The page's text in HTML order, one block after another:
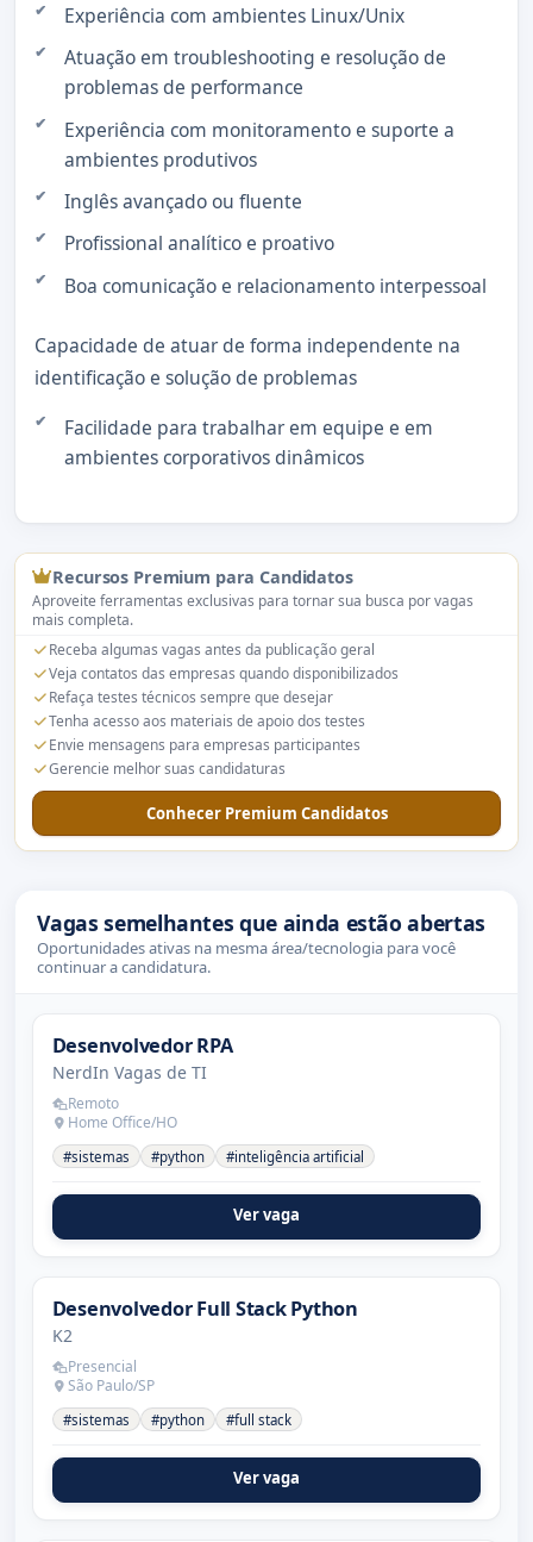
Experiência com ambientes Linux/Unix
Atuação em troubleshooting e resolução de
problemas de performance
Experiência com monitoramento e suporte a
ambientes produtivos
Inglês avançado ou fluente
Profissional analítico e proativo
Boa comunicação e relacionamento interpessoal
Capacidade de atuar de forma independente na
identificação e solução de problemas
Facilidade para trabalhar em equipe e em
ambientes corporativos dinâmicos
Recursos Premium para Candidatos
Aproveite ferramentas exclusivas para tornar sua busca por vagas
mais completa.
Receba algumas vagas antes da publicação geral
Veja contatos das empresas quando disponibilizados
Refaça testes técnicos sempre que desejar
Tenha acesso aos materiais de apoio dos testes
Envie mensagens para empresas participantes
Gerencie melhor suas candidaturas
Conhecer Premium Candidatos
Vagas semelhantes que ainda estão abertas
Oportunidades ativas na mesma área/tecnologia para você
continuar a candidatura.
Desenvolvedor RPA
NerdIn Vagas de TI
Remoto
Home Office/HO
#sistemas #python #inteligência artificial
Ver vaga
Desenvolvedor Full Stack Python
K2
Presencial
São Paulo/SP
#sistemas #python #full stack
Ver vaga